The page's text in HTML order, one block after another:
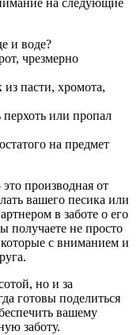
на следующие
и воде?
чрезмерно
пасти, хромота,
или пропал
на предмет
производная от
вашего песика или
в заботе о его
получаете не просто
с вниманием и
но и за
готовы поделиться
вашему
заботу.